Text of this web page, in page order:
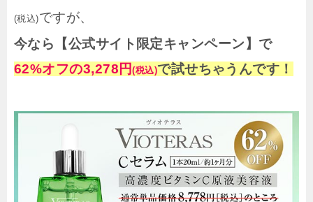
(税込)ですが、
今なら【公式サイト限定キャンペーン】で
62%オフの3,278円(税込)で試せちゃうんです！